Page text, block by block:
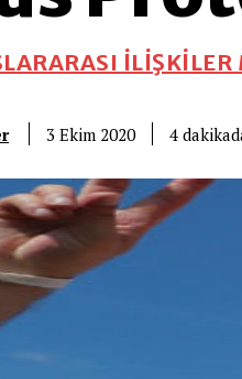
İLİŞKİLER
3 Ekim 2020 4